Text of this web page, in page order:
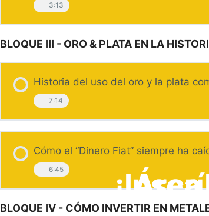
Área
3:13
BLOQUE III - ORO & PLATA EN LA
Historia del uso del oro y la plata
7:14
Cómo el “Dinero Fiat” siempre ha
6:45
BLOQUE IV - CÓMO INVERTIR EN